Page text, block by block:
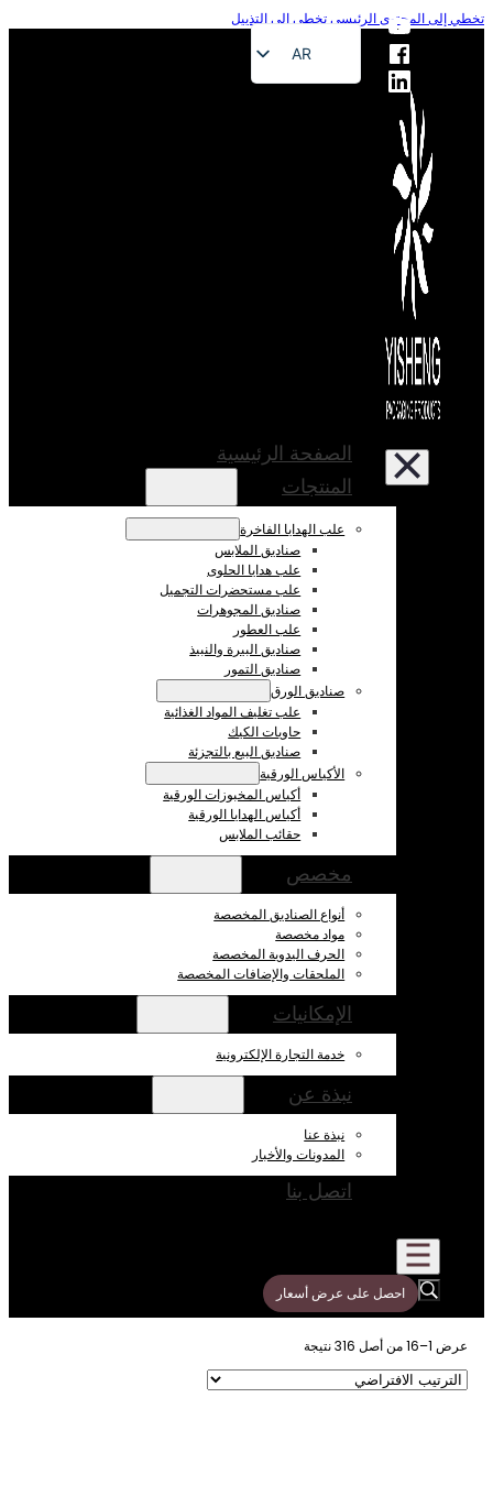
المحتوى الرئيسيتخطي إلى التذييل
EN
الصفحة الرئيسية
المنتجات
علب الهدايا الفاخرة
صناديق الملابس
علب هدايا الحلوى
علب مستحضرات التجميل
صناديق المجوهرات
علب العطور
صناديق البيرة والنبيذ
صناديق التمور
صناديق الورق
علب تغليف المواد الغذائية
حاويات الكيك
صناديق البيع بالتجزئة
الأكياس الورقية
أكياس المخبوزات الورقية
أكياس الهدايا الورقية
حقائب الملابس
مخصص
أنواع الصناديق المخصصة
مواد مخصصة
الحرف اليدوية المخصصة
الملحقات والإضافات المخصصة
الإمكانيات
خدمة التجارة الإلكترونية
نبذة عن
نبذة عنا
المدونات والأخبار
اتصل بنا
احصل على عرض أسعار